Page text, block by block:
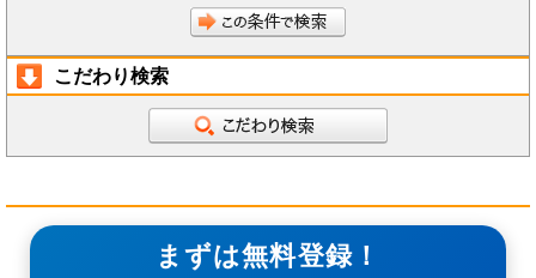
こだわり検索
まずは無料登録！